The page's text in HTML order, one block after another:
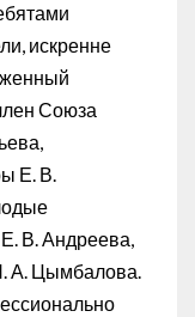
искренне
Союза
Е. В.
В. Андреева,
А. Цымбалова.